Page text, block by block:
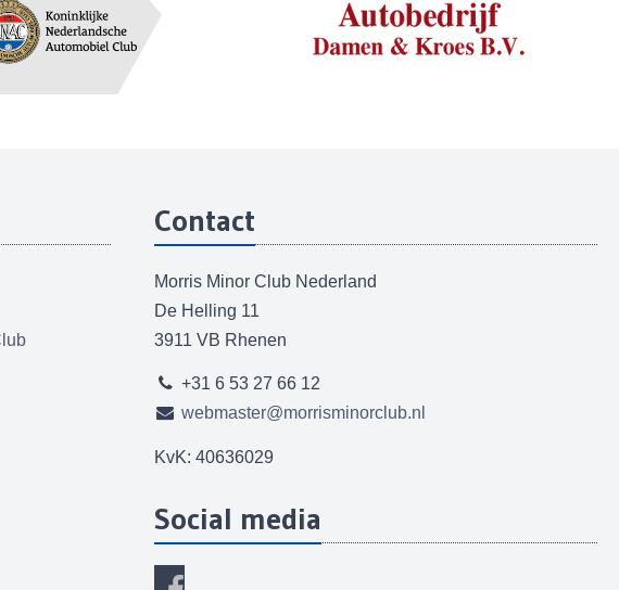
Contact
Morris Minor Club Nederland
De Helling 11
3911 VB Rhenen
+31 6 53 27 66 12
webmaster@morrisminorclub.nl
KvK: 40636029
Social media